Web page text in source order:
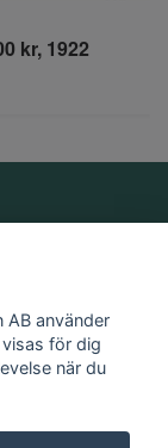
kr, 1922
AB använder
för dig
när du